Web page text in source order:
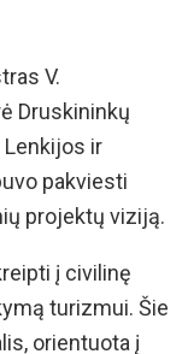
V.
Druskininkų
Lenkijos ir
pakviesti
projektų viziją.
į civilinę
turizmui. Šie
orientuota į